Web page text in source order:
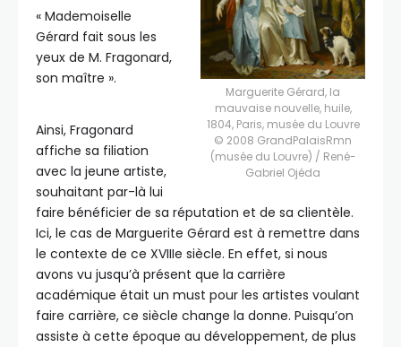
Marguerite Gérard, la
mauvaise nouvelle, huile,
1804, Paris, musée du Louvre
© 2008 GrandPalaisRmn
(musée du Louvre) / René-
Gabriel Ojéda
« Mademoiselle
Gérard fait sous les
yeux de M. Fragonard,
son maître ».
Ainsi, Fragonard
affiche sa filiation
avec la jeune artiste,
souhaitant par-là lui
faire bénéficier de sa réputation et de sa clientèle.
Ici, le cas de Marguerite Gérard est à remettre dans
le contexte de ce XVIIIe siècle. En effet, si nous
avons vu jusqu’à présent que la carrière
académique était un must pour les artistes voulant
faire carrière, ce siècle change la donne. Puisqu’on
assiste à cette époque au développement, de plus